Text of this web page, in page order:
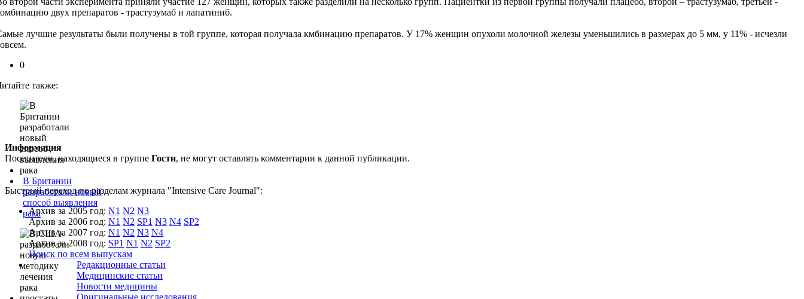
двух препаратов - трастузумаб и лапатиниб.
лучшие результаты были получены в той группе, которая получала кмбинацию препаратов. У 17% женщин опухоли молочной железы уменьшились в размерах до 5 мм, у 11% - исчезли
0
также:
В Британии
разработали новый
способ выявления
рака
Информация
Посетители, находящиеся в группе Гости, не могут оставлять комментарии к данной публикации.
Быстрый переход по разделам журнала "Intensive Care Journal":
Архив за 2005 год: N1 N2 N3
Архив за 2006 год: N1 N2 SP1 N3 N4 SP2
Архив за 2007 год: N1 N2 N3 N4
Архив за 2008 год: SP1 N1 N2 SP2
Поиск по всем выпускам
Редакционные статьи
Медицинские статьи
Новости медицины
Оригинальные исследования